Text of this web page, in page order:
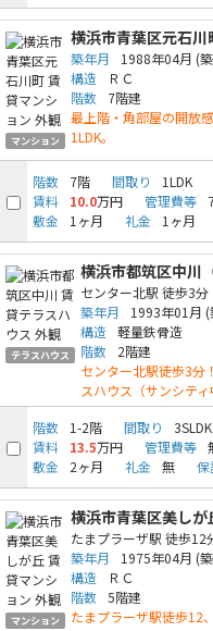
マンション
横浜市青葉区元石川
築年月 1988年04月 (
構造
ＲＣ
階数
7階建
最上階・角部屋の開放
1LDK。
階数 7階 間取り 1LDK
賃料 10.0万円 管理費等
敷金
1ヶ月 礼金 1ヶ月
テラスハウス
横浜市都筑区中川
センター北駅 徒歩3分
築年月
1993年01月
構造 軽量鉄骨造
階数
2階建
センター北駅徒歩3分
スハウス（サンシティ
階数
1-2階 間取り 3SLDK
賃料 13.5万円 管理費等
敷金
2ヶ月 礼金 無 保
マンション
横浜市青葉区美しが
たまプラーザ駅 徒歩12
築年月
1975年04月 (
構造
ＲＣ
階数 5階建
たまプラーザ駅徒歩12